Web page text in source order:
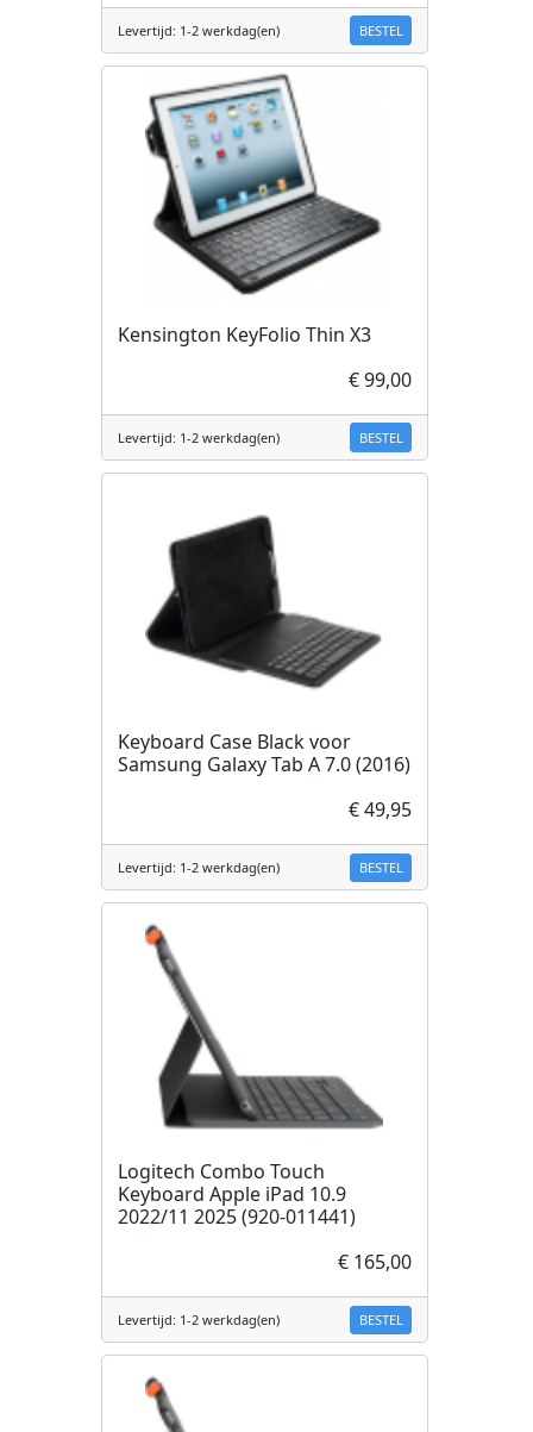
Levertijd: 1-2 werkdag(en) BESTEL
Kensington KeyFolio Thin X3
€ 99,00
Levertijd: 1-2 werkdag(en) BESTEL
Keyboard Case Black voor
Samsung Galaxy Tab A 7.0 (2016)
€ 49,95
Levertijd: 1-2 werkdag(en) BESTEL
Logitech Combo Touch
Keyboard Apple iPad 10.9
2022/11 2025 (920-011441)
€ 165,00
Levertijd: 1-2 werkdag(en) BESTEL